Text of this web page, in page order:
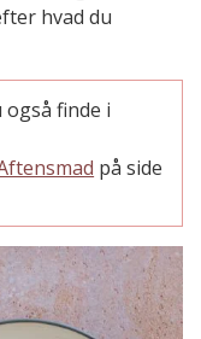
hvad du
finde i
på side